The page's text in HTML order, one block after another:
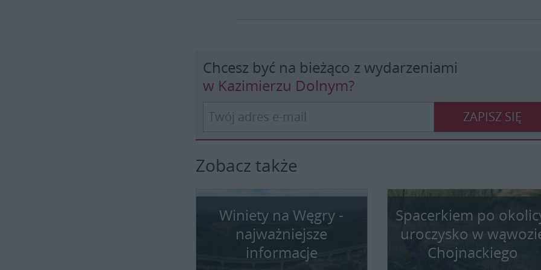
Chcesz być na bieżąco z wydarzeniami
w Kazimierzu Dolnym?
ZAPISZ SIĘ
Zobacz także
Winiety na Węgry -
najważniejsze
informacje
Spacerkiem po
uroczysko w
Chojnackiego